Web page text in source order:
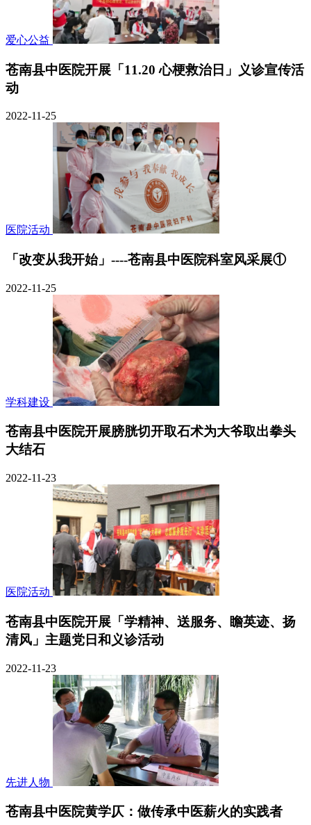
爱心公益
苍南县中医院开展「11.20 心梗救治日」义诊宣传活
动
2022-11-25
医院活动
「改变从我开始」----苍南县中医院科室风采展①
2022-11-25
学科建设
苍南县中医院开展膀胱切开取石术为大爷取出拳头
大结石
2022-11-23
医院活动
苍南县中医院开展「学精神、送服务、瞻英迹、扬
清风」主题党日和义诊活动
2022-11-23
先进人物
苍南县中医院黄学仄：做传承中医薪火的实践者